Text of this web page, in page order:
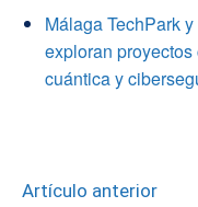
Málaga TechPark
exploran
cuántica y
Artículo anterior